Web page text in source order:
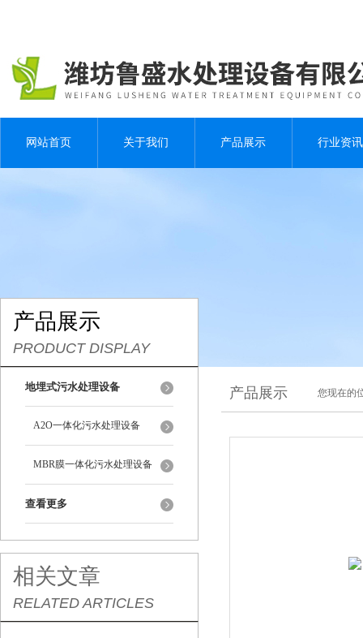
网站首页 关于我们 产品展示 行业资讯
产品展示
PRODUCT DISPLAY
地埋式污水处理设备
A2O一体化污水处理设备
MBR膜一体化污水处理设备
查看更多
相关文章
RELATED ARTICLES
产品展示 您现在的